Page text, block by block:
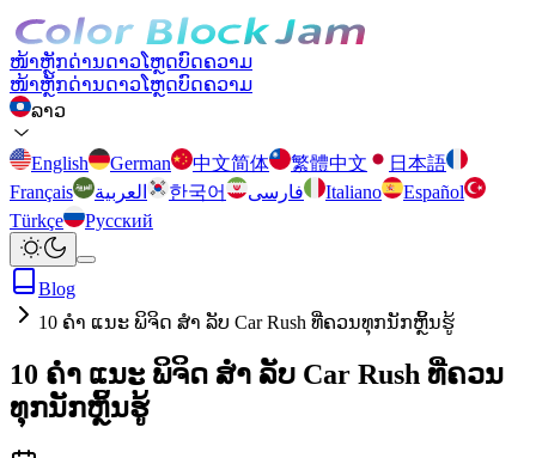
ໜ້າຫຼັກດ່ານດາວໂຫຼດບົດຄວາມ
ໜ້າຫຼັກດ່ານດາວໂຫຼດບົດຄວາມ
ລາວ
English German 中文简体 繁體中文
日本語
Français
العربية 한국어 فارسی Italiano
Español
Türkçe
Русский
Blog
10 ຄຳ ແນະ ພິຈິດ ສຳ ລັບ Car Rush ທີ່ຄວນທຸກນັກຫຼິ້ນຮູ້
10 ຄຳ ແນະ ພິຈິດ ສຳ ລັບ Car Rush ທີ່ຄວນ
ທຸກນັກຫຼິ້ນຮູ້